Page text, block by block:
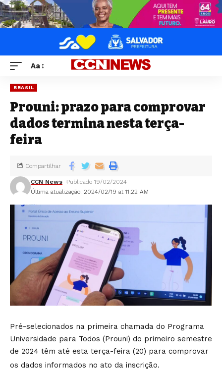
Aa
BRASIL
Prouni: prazo para comprovar
dados termina nesta terça-
feira
Última atualização: 2024/02/19 at 11:22 AM
CCN News Publicado 19/02/2024
Compartilhar
Pré-selecionados na primeira chamada do Programa
Universidade para Todos (Prouni) do primeiro semestre
de 2024 têm até esta terça-feira (20) para comprovar
os dados informados no ato da inscrição.